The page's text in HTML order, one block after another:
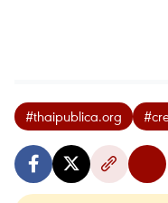
#thaipublica.org